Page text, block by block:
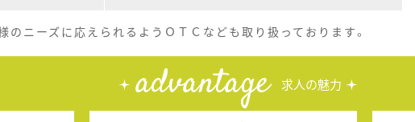
ニーズに応えられるようＯＴＣなども取り扱っております。
advantage 求人の魅力